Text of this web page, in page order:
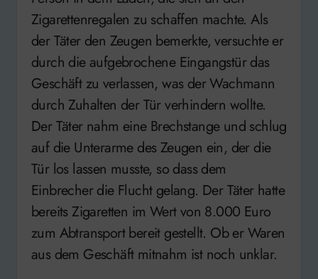
Zigarettenregalen zu schaffen machte. Als
der Täter den Zeugen bemerkte, versuchte er
durch die aufgebrochene Eingangstür das
Geschäft zu verlassen, was der Wachmann
durch Zuhalten der Tür verhindern wollte.
Der Täter nahm eine Brechstange und schlug
auf die Unterarme des Zeugen ein, der die
Tür los lassen musste, so dass dem
Einbrecher die Flucht gelang. Der Täter hatte
bereits Zigaretten im Wert von 8.000 Euro
zum Abtransport bereit gestellt. Ob er Waren
aus dem Geschäft mitnahm ist noch unklar.